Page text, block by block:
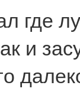
где
и